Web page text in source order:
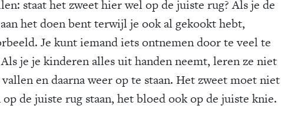
staat het zweet hier wel op de juiste rug? Als je de
het doen bent terwijl je ook al gekookt hebt,
Je kunt iemand iets ontnemen door te veel te
je je kinderen alles uit handen neemt, leren ze niet
en daarna weer op te staan. Het zweet moet niet
op de juiste rug staan, het bloed ook op de juiste knie.